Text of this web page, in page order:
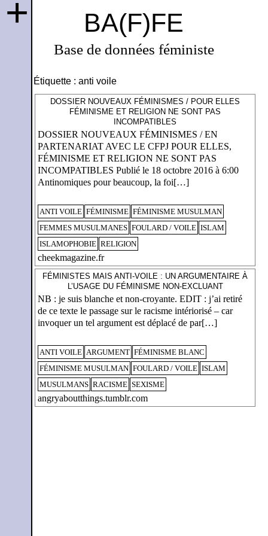
BA(F)FE
Base de données féministe
+
Étiquette : anti voile
DOSSIER NOUVEAUX FÉMINISMES / POUR ELLES
FÉMINISME ET RELIGION NE SONT PAS
INCOMPATIBLES
DOSSIER NOUVEAUX FÉMINISMES / EN
PARTENARIAT AVEC LE CFPJ POUR ELLES,
FÉMINISME ET RELIGION NE SONT PAS
INCOMPATIBLES Publié le 18 octobre 2016 à 6:00
Antinomiques pour beaucoup, la foi[…]
ANTI VOILE FÉMINISME FÉMINISME MUSULMAN
FEMMES MUSULMANES FOULARD / VOILE ISLAM
ISLAMOPHOBIE RELIGION
cheekmagazine.fr
FÉMINISTES MAIS ANTI-VOILE : UN ARGUMENTAIRE À
L’USAGE DU FÉMINISME NON-EXCLUANT
NB : je suis blanche et non-croyante. EDIT : j’ai retiré
de ce texte le passage sur le racisme intériorisé – car
invoquer un tel argument est déplacé de par[…]
ANTI VOILE ARGUMENT FÉMINISME BLANC
FÉMINISME MUSULMAN FOULARD / VOILE ISLAM
MUSULMANS RACISME SEXISME
angryaboutthings.tumblr.com